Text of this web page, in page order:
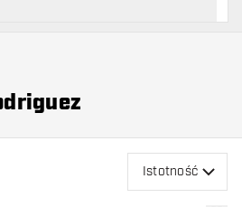
Istotność